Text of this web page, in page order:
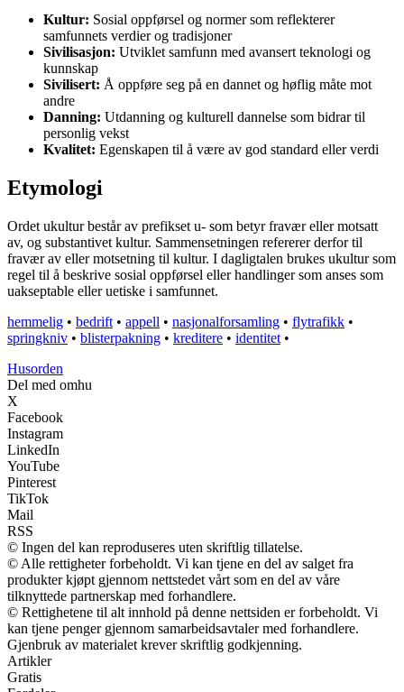
Kultur: Sosial oppførsel og normer som reflekterer
samfunnets verdier og tradisjoner
Sivilisasjon: Utviklet samfunn med avansert teknologi og
kunnskap
Sivilisert: Å oppføre seg på en dannet og høflig måte mot
andre
Danning: Utdanning og kulturell dannelse som bidrar til
personlig vekst
Kvalitet: Egenskapen til å være av god standard eller verdi
Etymologi
Ordet ukultur består av prefikset u- som betyr fravær eller motsatt
av, og substantivet kultur. Sammensetningen refererer derfor til
fravær av eller motsetning til kultur. I dagligtalen brukes ukultur som
regel til å beskrive sosial oppførsel eller handlinger som anses som
uakseptable eller uetiske i samfunnet.
hemmelig • bedrift • appell • nasjonalforsamling • flytrafikk •
springkniv • blisterpakning • kreditere • identitet •
Husorden
Del med omhu
X
Facebook
Instagram
LinkedIn
YouTube
Pinterest
TikTok
Mail
RSS
© Ingen del kan reproduseres uten skriftlig tillatelse.
© Alle rettigheter forbeholdt. Vi kan tjene en del av salget fra
produkter kjøpt gjennom nettstedet vårt som en del av våre
tilknyttede partnerskap med forhandlere.
© Rettighetene til alt innhold på denne nettsiden er forbeholdt. Vi
kan tjene penger gjennom samarbeidsavtaler med forhandlere.
Gjenbruk av materialet krever skriftlig godkjenning.
Artikler
Gratis